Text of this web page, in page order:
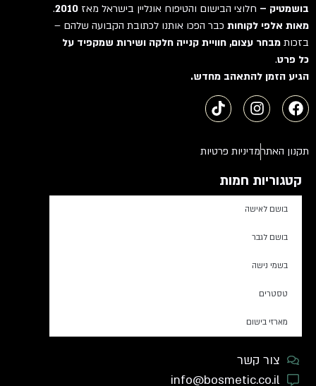
בושמטיק –חלוצי הבישום והטיפוח אונליין בישראל מאז2010
.
מאות אלפי לקוחותכבר הפכו אותנו לכתובת הקבועה שלהם –
בזכותמבחר עצום, חוויית קנייה חלקה ושירות שמקפיד על
כל פרט.
הגיע הזמן להתאהב מחדש.
תקנון האתרמדיניות פרטיות
קטגוריות חמות
בושם לאישה
בושם לגבר
בשמי נישה
טסטרים
מארזי בישום
צור קשר
info@bosmetic.co.il